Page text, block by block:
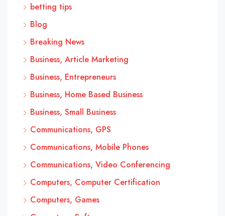
betting tips
Blog
Breaking News
Business, Article Marketing
Business, Entrepreneurs
Business, Home Based Business
Business, Small Business
Communications, GPS
Communications, Mobile Phones
Communications, Video Conferencing
Computers, Computer Certification
Computers, Games